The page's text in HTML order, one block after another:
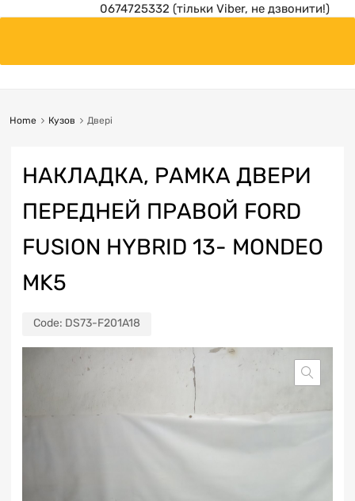
0674725332 (тільки Viber, не дзвонити!)
Home Кузов Двері
НАКЛАДКА, РАМКА ДВЕРИ
ПЕРЕДНЕЙ ПРАВОЙ FORD
FUSION HYBRID 13- MONDEO
MK5
Code: DS73-F201A18